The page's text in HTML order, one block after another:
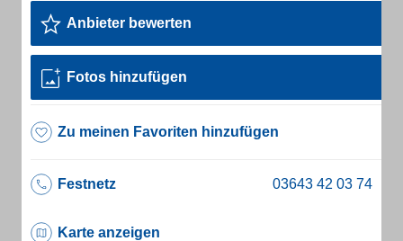
Anbieter bewerten
Fotos hinzufügen
Zu meinen Favoriten hinzufügen
Festnetz
Karte anzeigen